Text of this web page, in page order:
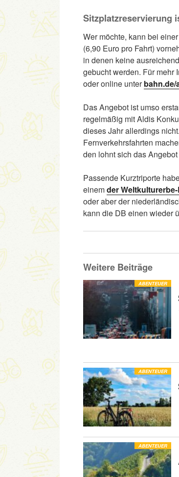
Sitzplatzreservierung
Wer möchte, kann bei
(6,90 Euro pro Fahrt)
in denen keine
gebucht werden. Für mehr
oder online unterbahn.de/
Das Angebot ist umso
regelmäßig mit Aldis
dieses Jahr allerdings
Fernverkehrsfahrten
den lohnt sich das
Passende Kurztriporte
einemder
oder aber der
kann die DB einen wieder
Weitere Beiträge
ABENTEUER
ABENTEUER
ABENTEUER